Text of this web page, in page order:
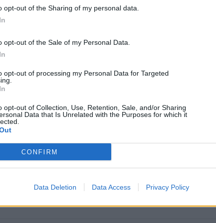
opt-out of the Sharing of my personal data.
opt-out of the Sale of my Personal Data.
opt-out of processing my Personal Data for Targeted
opt-out of Collection, Use, Retention, Sale, and/or Sharing
Data that Is Unrelated with the Purposes for which it
CONFIRM
Data Deletion Data Access Privacy Policy
PUBLICATION
prince Harry : que s’est-il
→